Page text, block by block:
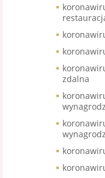
zdalna